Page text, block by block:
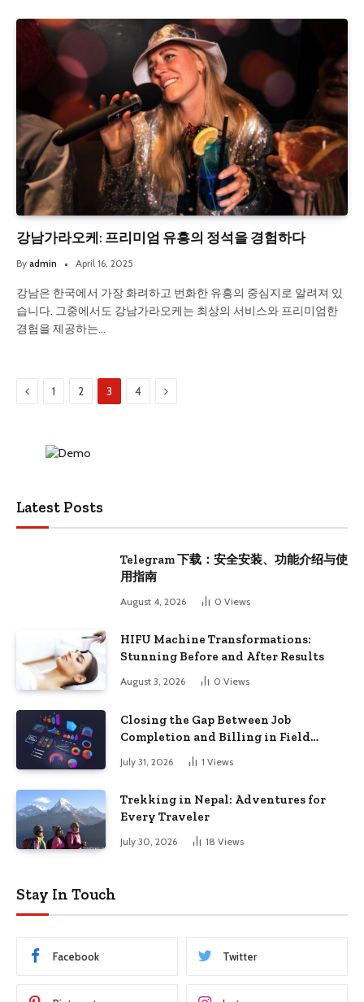
강남가라오케: 프리미엄 유흥의 정석을 경험하다
By admin April 16, 2025
강남은 한국에서 가장 화려하고 번화한 유흥의 중심지로 알려져 있
습니다. 그중에서도 강남가라오케는 최상의 서비스와 프리미엄한
경험을 제공하는…
Previous
1 2 3 4 Next
Latest Posts
Telegram 下载：安全安装、功能介绍与使
用指南
August 4, 2026 0 Views
HIFU Machine Transformations:
Stunning Before and After Results
August 3, 2026 0 Views
Closing the Gap Between Job
Completion and Billing in Field
July 31, 2026 1 Views
Trekking in Nepal: Adventures for
Every Traveler
July 30, 2026 18 Views
Stay In Touch
Facebook Twitter